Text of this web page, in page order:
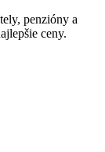
penzióny a
ceny.